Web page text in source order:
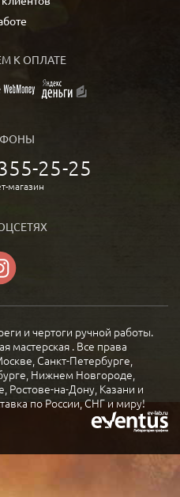
К ОПЛАТЕ
25-25
магазин
и чертоги ручной работы.
мастерская . Все права
Санкт-Петербурге,
Нижнем Новгороде,
Ростове-на-Дону, Казани и
по России, СНГ и миру!